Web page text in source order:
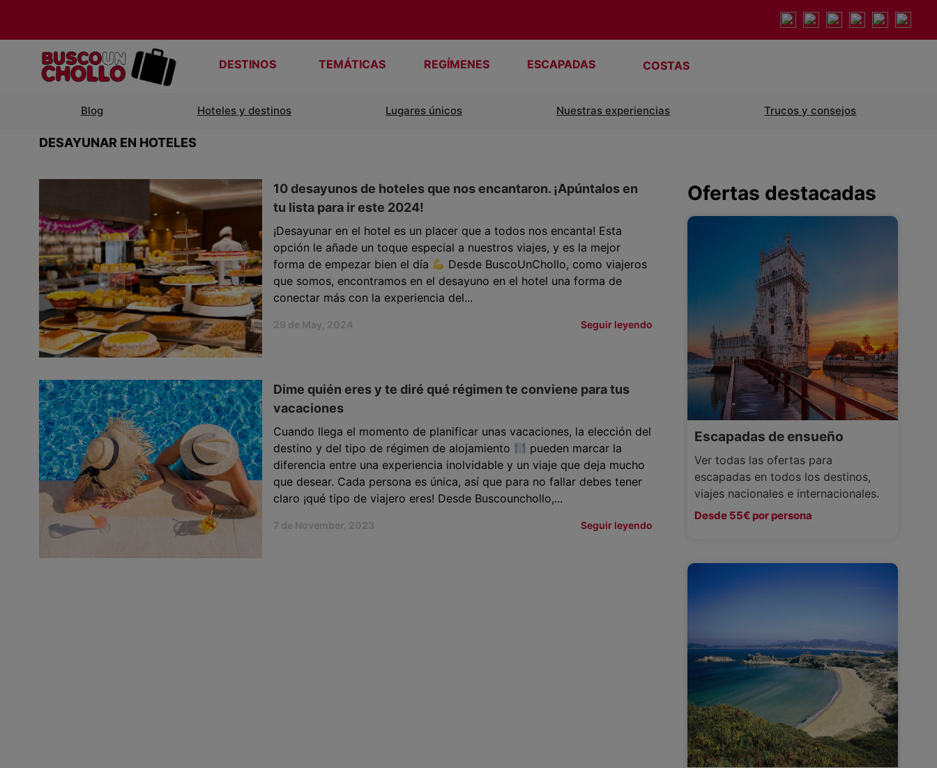
DESTINOS TEMÁTICAS REGÍMENES ESCAPADAS COSTAS
Blog Hoteles y destinos Lugares únicos Nuestras experiencias Trucos y consejos
DESAYUNAR EN HOTELES
10 desayunos de hoteles que nos encantaron. ¡Apúntalos en
tu lista para ir este 2024!
¡Desayunar en el hotel es un placer que a todos nos encanta! Esta
opción le añade un toque especial a nuestros viajes, y es la mejor
forma de empezar bien el día
Desde BuscoUnChollo, como viajeros
que somos, encontramos en el desayuno en el hotel una forma de
conectar más con la experiencia del...
29 de May, 2024 Seguir leyendo
Dime quién eres y te diré qué régimen te conviene para tus
vacaciones
Cuando llega el momento de planificar unas vacaciones, la elección del
destino y del tipo de régimen de alojamiento
pueden marcar la
diferencia entre una experiencia inolvidable y un viaje que deja mucho
que desear. Cada persona es única, así que para no fallar debes tener
claro ¡qué tipo de viajero eres! Desde Buscounchollo,...
7 de November, 2023 Seguir leyendo
Ofertas destacadas
Escapadas de ensueño
Ver todas las ofertas para
escapadas en todos los destinos,
viajes nacionales e internacionales.
Desde 55€ por persona